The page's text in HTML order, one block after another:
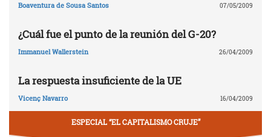
Boaventura de Sousa Santos 07/05/2009
¿Cuál fue el punto de la reunión del G-20?
Immanuel Wallerstein 26/04/2009
La respuesta insuficiente de la UE
Vicenç Navarro 16/04/2009
ESPECIAL “EL CAPITALISMO CRUJE”